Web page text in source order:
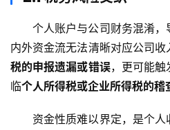
个人账户与公司财务混淆，
内外资金流无法清晰对应公司
税的申报遗漏或错误，更可能触
临个人所得税或企业所得税的稽
资金性质难以界定，是个